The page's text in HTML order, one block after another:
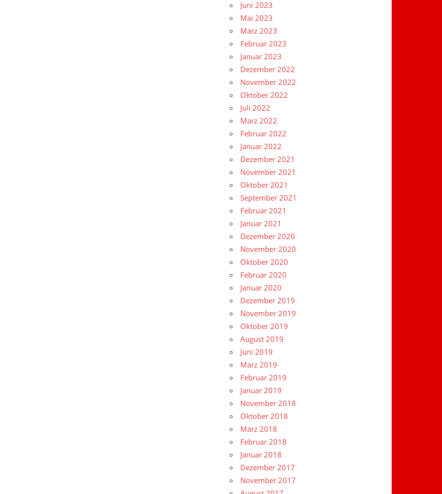
Juni 2023
Mai 2023
März 2023
Februar 2023
Januar 2023
Dezember 2022
November 2022
Oktober 2022
Juli 2022
März 2022
Februar 2022
Januar 2022
Dezember 2021
November 2021
Oktober 2021
September 2021
Februar 2021
Januar 2021
Dezember 2020
November 2020
Oktober 2020
Februar 2020
Januar 2020
Dezember 2019
November 2019
Oktober 2019
August 2019
Juni 2019
März 2019
Februar 2019
Januar 2019
November 2018
Oktober 2018
März 2018
Februar 2018
Januar 2018
Dezember 2017
November 2017